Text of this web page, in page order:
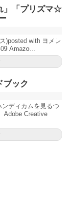
」「プリズマ☆
)posted with ヨメレ
Amazo...
ブック
ディカムを見るつ
Adobe Creative